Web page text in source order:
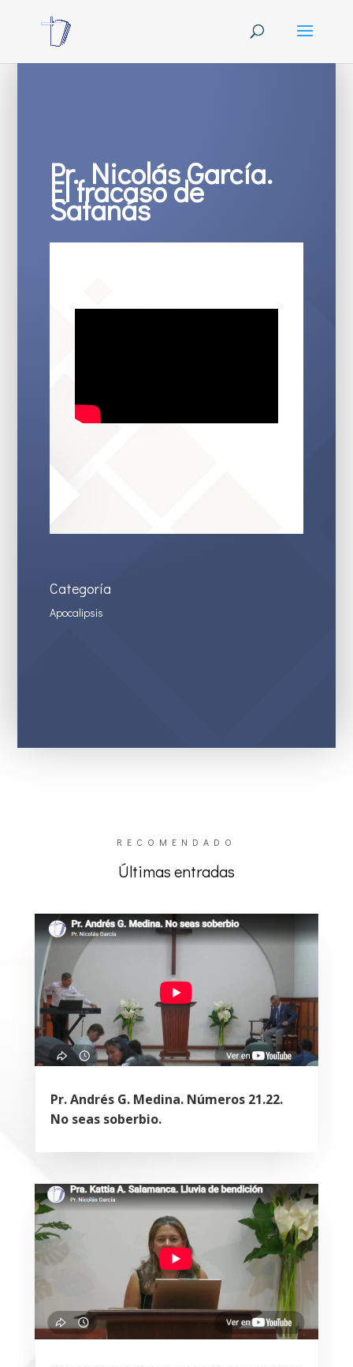
Pr. Nicolás García.
El fracaso de
Satanás
Categoría
Apocalipsis
RECOMENDADO
Últimas entradas
Pr. Andrés G. Medina. Números 21.22.
No seas soberbio.